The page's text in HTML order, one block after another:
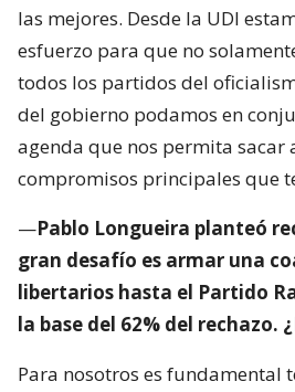
las mejores. Desde la UDI
esfuerzo para que no
todos los partidos del
del gobierno podamos en
agenda que nos permita sacar
compromisos principales que
—Pablo Longueira planteó
gran desafío es armar una
libertarios hasta el Partido
la base del 62% del rechazo.
Para nosotros es fundamental